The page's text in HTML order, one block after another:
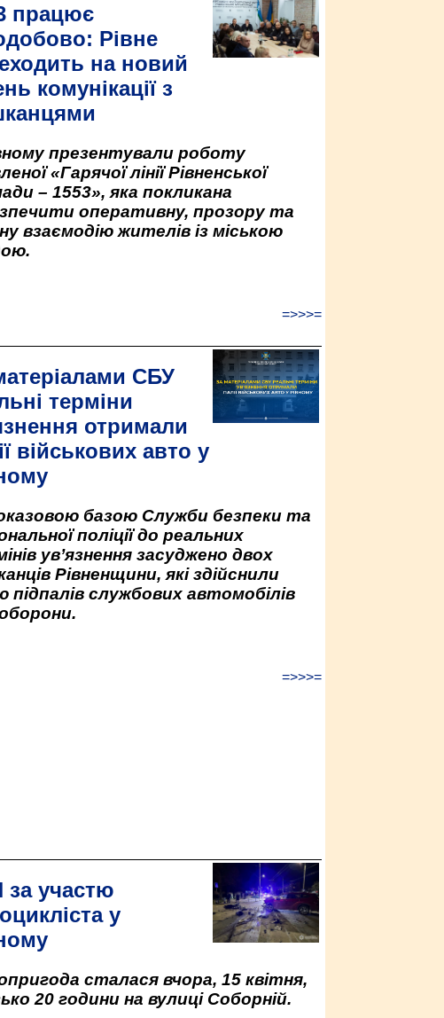
працює
Рівне
на новий
комунікації з
презентували роботу
«Гарячої лінії Рівненської
– 1553», яка покликана
оперативну, прозору та
взаємодію жителів із міською
=>>>=
СБУ
терміни
отримали
військових авто у
базою Служби безпеки та
поліції до реальних
ув’язнення засуджено двох
Рівненщини, які здійснили
підпалів службових автомобілів
=>>>=
участю
у
сталася вчора, 15 квітня,
20 години на вулиці Соборній.